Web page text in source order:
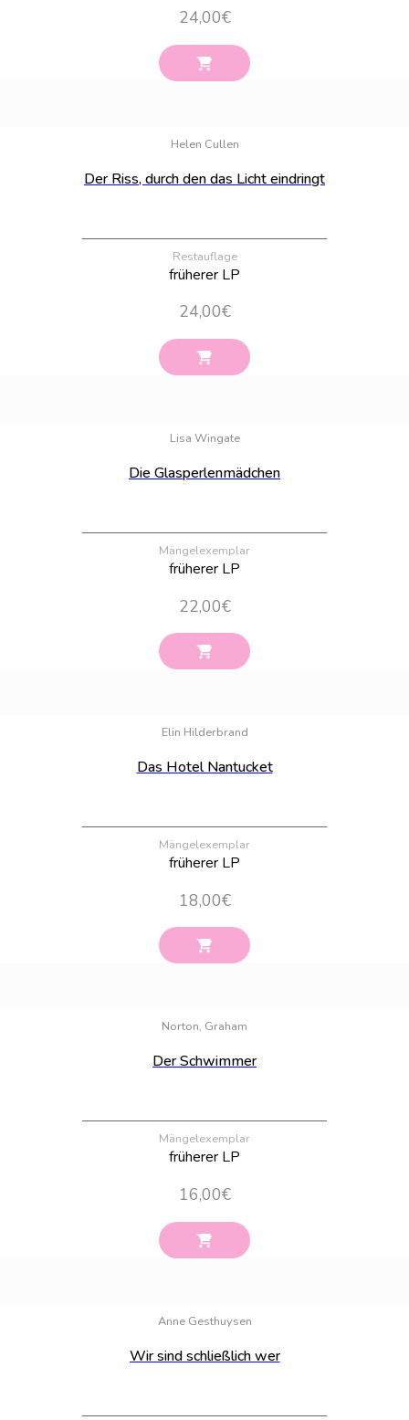
24,00€
Helen Cullen
Der Riss, durch den das Licht eindringt
Restauflage
früherer LP
24,00€
Lisa Wingate
Die Glasperlenmädchen
Mängelexemplar
früherer LP
22,00€
Elin Hilderbrand
Das Hotel Nantucket
Mängelexemplar
früherer LP
18,00€
Norton, Graham
Der Schwimmer
Mängelexemplar
früherer LP
16,00€
Anne Gesthuysen
Wir sind schließlich wer